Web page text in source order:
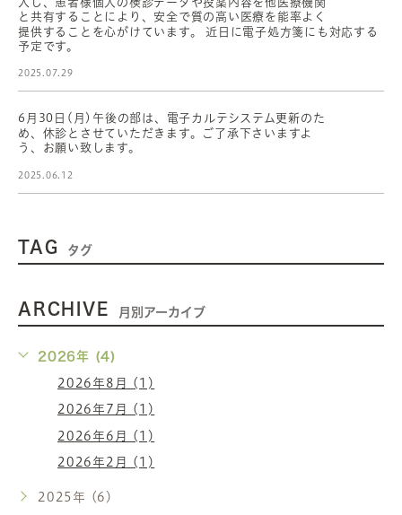
入し、患者様個人の検診データや投薬内容を他医療機関
と共有することにより、安全で質の高い医療を能率よく
提供することを心がけています。 近日に電子処方箋にも対応する
予定です。
2025.07.29
6月30日(月)午後の部は、電子カルテシステム更新のた
め、休診とさせていただきます。ご了承下さいますよ
う、お願い致します。
2025.06.12
TAG タグ
ARCHIVE 月別アーカイブ
2026年 (4)
2026年8月 (1)
2026年7月 (1)
2026年6月 (1)
2026年2月 (1)
2025年 (6)